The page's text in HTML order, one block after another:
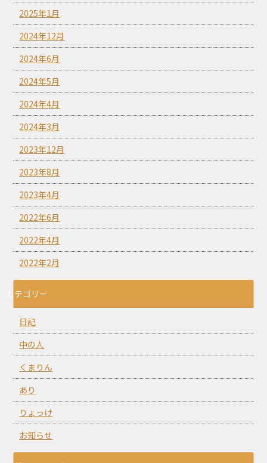
2025年1月
2024年12月
2024年6月
2024年5月
2024年4月
2024年3月
2023年12月
2023年8月
2023年4月
2022年6月
2022年4月
2022年2月
カテゴリー
日記
中の人
くまりん
あり
りょっけ
お知らせ